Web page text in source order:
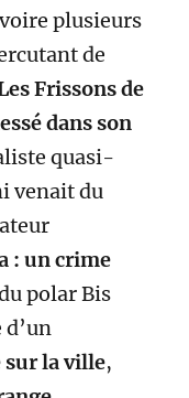
plusieurs
de
Frissons de
dans son
quasi-
venait du
: un crime
polar Bis
sur la ville,